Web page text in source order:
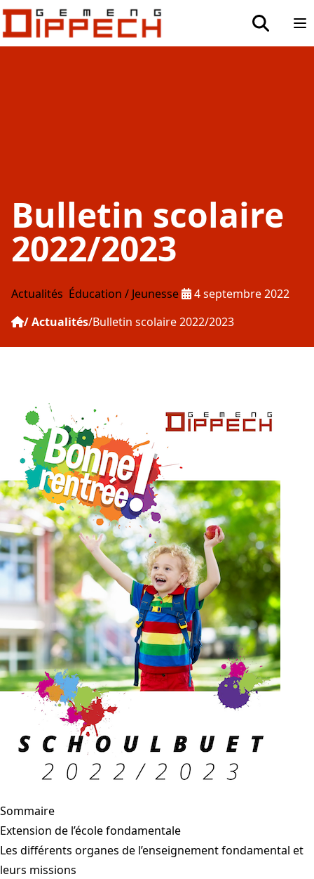
Aller au contenu principal
Aller à la recherche
toggle
Bulletin scolaire
2022/2023
Actualités Éducation / Jeunesse Publié le :
4 septembre 2022
Actualités Bulletin scolaire 2022/2023
Sommaire
Extension de l’école fondamentale
Les différents organes de l’enseignement fondamental et
leurs missions